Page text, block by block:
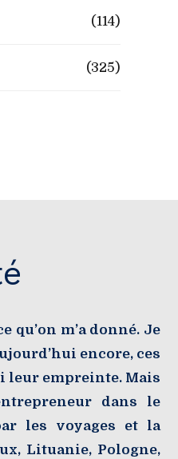
(114)
(325)
qu’on m’a donné. Je
encore, ces
leur empreinte. Mais
dans le
les voyages et la
Lituanie, Pologne,